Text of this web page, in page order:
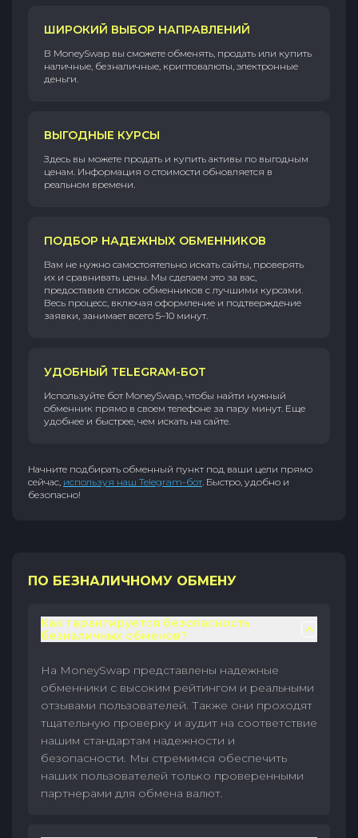
ШИРОКИЙ ВЫБОР НАПРАВЛЕНИЙ
В MoneySwap вы сможете обменять, продать или купить
наличные, безналичные, криптовалюты, электронные
деньги.
ВЫГОДНЫЕ КУРСЫ
Здесь вы можете продать и купить активы по выгодным
ценам. Информация о стоимости обновляется в
реальном времени.
ПОДБОР НАДЕЖНЫХ ОБМЕННИКОВ
Вам не нужно самостоятельно искать сайты, проверять
их и сравнивать цены. Мы сделаем это за вас,
предоставив список обменников с лучшими курсами.
Весь процесс, включая оформление и подтверждение
заявки, занимает всего 5–10 минут.
УДОБНЫЙ TELEGRAM-БОТ
Используйте бот MoneySwap, чтобы найти нужный
обменник прямо в своем телефоне за пару минут. Еще
удобнее и быстрее, чем искать на сайте.
Начните подбирать обменный пункт под ваши цели прямо
сейчас, используя наш Telegram-бот. Быстро, удобно и
безопасно!
ПО БЕЗНАЛИЧНОМУ ОБМЕНУ
Как гарантируется безопасность
безналичных обменов?
На MoneySwap представлены надежные
обменники с высоким рейтингом и реальными
отзывами пользователей. Также они проходят
тщательную проверку и аудит на соответствие
нашим стандартам надежности и
безопасности. Мы стремимся обеспечить
наших пользователей только проверенными
партнерами для обмена валют.